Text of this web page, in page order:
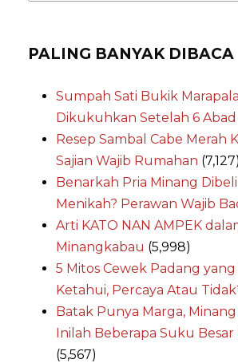
PALING BANYAK DIBACA
Sumpah Sati Bukik
Dikukuhkan Setelah 6 Abad
Resep Sambal Cabe Merah
Sajian Wajib Rumahan (7,127)
Benarkah Pria Minang
Menikah? Perawan Wajib
Arti KATO NAN AMPEK
Minangkabau (5,998)
5 Mitos Cewek Padang
Ketahui, Percaya Atau
Batak Punya Marga,
Inilah Beberapa Suku
(5,567)